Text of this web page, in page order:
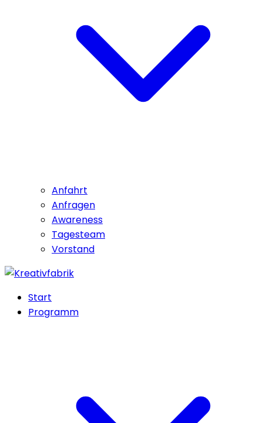
Anfahrt
Anfragen
Awareness
Tagesteam
Vorstand
Start
Programm